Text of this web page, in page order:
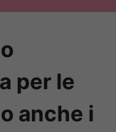
per le
anche i